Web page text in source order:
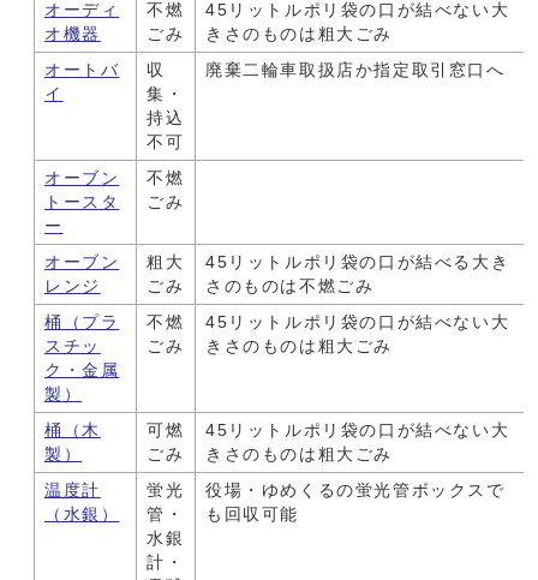
オーディ
オ機器
不燃
ごみ
45リットルポリ袋の口が結べない大
きさのものは粗大ごみ
オートバ
イ
収
集・
持込
不可
廃棄二輪車取扱店か指定取引窓口へ
オーブン
トースタ
ー
不燃
ごみ
オーブン
レンジ
粗大
ごみ
45リットルポリ袋の口が結べる大き
さのものは不燃ごみ
桶（プラ
スチッ
ク・金属
製）
不燃
ごみ
45リットルポリ袋の口が結べない大
きさのものは粗大ごみ
桶（木
製）
可燃
ごみ
45リットルポリ袋の口が結べない大
きさのものは粗大ごみ
温度計
（水銀）
蛍光
管・
水銀
計・
役場・ゆめくるの蛍光管ボックスで
も回収可能